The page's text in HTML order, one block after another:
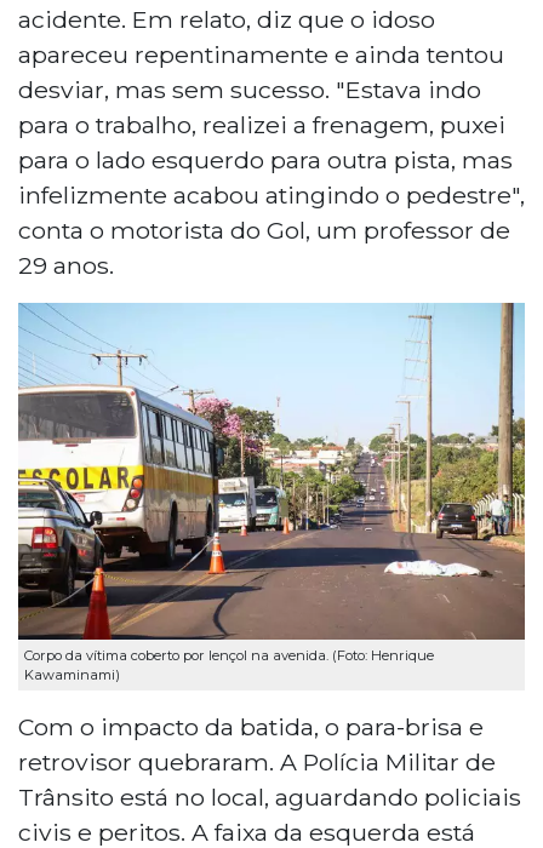
acidente. Em relato, diz que o idoso
apareceu repentinamente e ainda tentou
desviar, mas sem sucesso. "Estava indo
para o trabalho, realizei a frenagem, puxei
para o lado esquerdo para outra pista, mas
infelizmente acabou atingindo o pedestre",
conta o motorista do Gol, um professor de
29 anos.
Corpo da vítima coberto por lençol na avenida. (Foto: Henrique
Kawaminami)
Com o impacto da batida, o para-brisa e
retrovisor quebraram. A Polícia Militar de
Trânsito está no local, aguardando policiais
civis e peritos. A faixa da esquerda está